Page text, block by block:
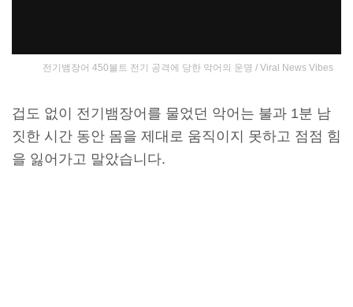
전기뱀장어 450볼트 전기 공격에 당한 악어의 운명 / Viral News Vibes
겁도 없이 전기뱀장어를 물었던 악어는 불과 1분 남
짓한 시간 동안 몸을 제대로 움직이지 못하고 점점 힘
을 잃어가고 말았습니다.